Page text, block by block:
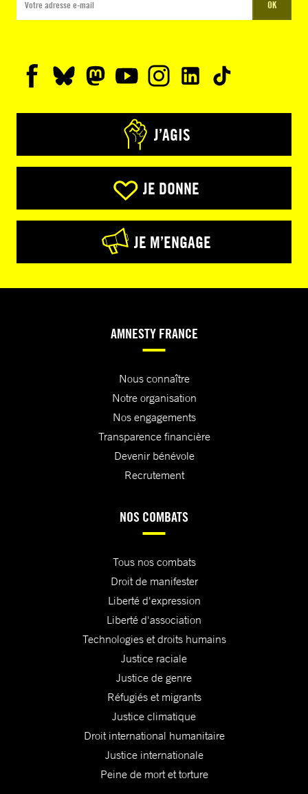
OK
J’AGIS
JE DONNE
JE M’ENGAGE
AMNESTY FRANCE
Nous connaître
Notre organisation
Nos engagements
Transparence financière
Devenir bénévole
Recrutement
NOS COMBATS
Tous nos combats
Droit de manifester
Liberté d'expression
Liberté d'association
Technologies et droits humains
Justice raciale
Justice de genre
Réfugiés et migrants
Justice climatique
Droit international humanitaire
Justice internationale
Peine de mort et torture